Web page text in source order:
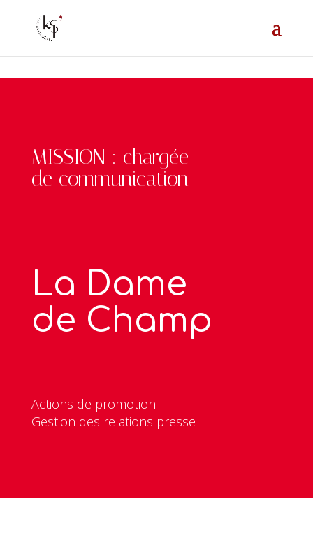
MISSION : chargée
de communication
La Dame
de Champ
Actions de promotion
Gestion des relations presse